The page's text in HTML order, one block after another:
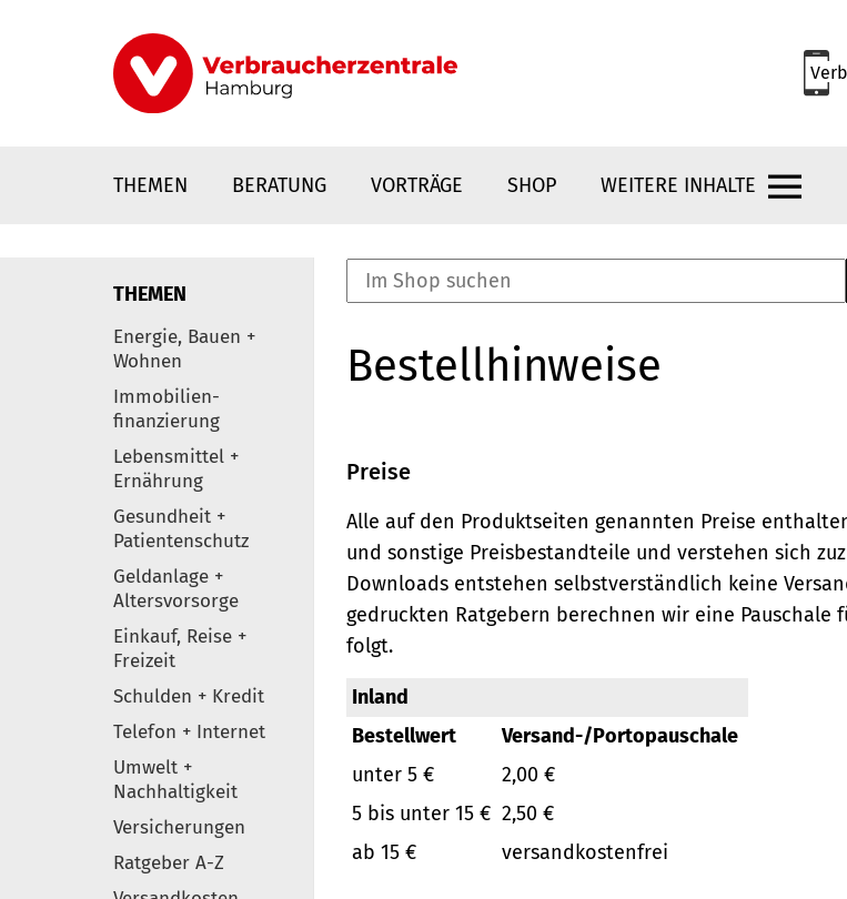
THEMEN BERATUNG VORTRÄGE SHOP WEITERE INHALTE
Elemente
THEMEN
Energie, Bauen +
Wohnen
Immobilien-
finanzierung
Lebensmittel +
Ernährung
Gesundheit +
Patientenschutz
Geldanlage +
Altersvorsorge
Einkauf, Reise +
Freizeit
Schulden + Kredit
Telefon + Internet
Umwelt +
Nachhaltigkeit
Versicherungen
Ratgeber A-Z
Bestellhinweise
Preise
Alle auf den Produktseiten genannten Preise
und sonstige Preisbestandteile und verstehen sich
Downloads entstehen selbstverständlich keine
gedruckten Ratgebern berechnen wir eine Pauschale
folgt.
Inland
Bestellwert
Versand-/Portopauschale
unter 5 €
2,00 €
5 bis unter 15 € 2,50 €
ab 15 €
versandkostenfrei